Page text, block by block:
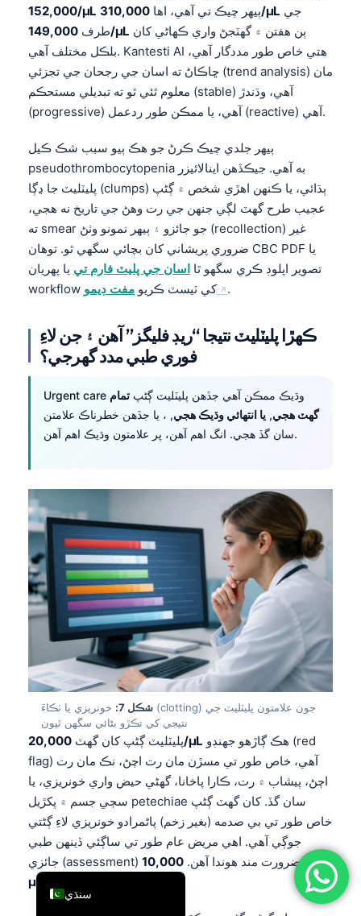
152,000/µL
ٻيهر چيڪ تي آهي، اها310,000/µL
طرف149,000/µL
بلڪل مختلف آهي. Kantesti AI هتي خاص طور مددگار آهي،
ڇاڪاڻ ته اسان جي رجحان جي تجزئي (trend analysis) مان
معلوم ٿئي ٿو ته تبديلي مستحڪم (stable) آهي، وڌندڙ
(progressive) آهي، يا ممڪن طور ردعمل (reactive) آهي.
ٻيهر جلدي چيڪ ڪرڻ جو هڪ ٻيو سبب شڪ ڪيل
pseudothrombocytopenia به آهي. جيڪڏهن اينالائيزر
پليٽليٽ جا ڍڳا (clumps) ٻڌائي، يا ڪنهن اهڙي شخص ۾ ڳڻپ
عجيب طرح گهٽ لڳي جنهن جي رت وهڻ جي تاريخ نه هجي،
ته smear جو جائزو ۽ ٻيهر نمونو وٺڻ (recollection) غير
ضروري پريشاني کان بچائي سگهي ٿو. توهان CBC PDF يا
تصوير اپلوڊ ڪري سگهو ٿا اسان جي پليٽ فارم تي يا پهريان
workflow کي ٽيسٽ ڪريو مفت ڊيمو .
ڪهڙا پليٽليٽ نتيجا “ريڊ فليگز” آهن ۽ جن لاءِ
فوري طبي مدد گهرجي؟
Urgent care وڌيڪ ممڪن آهي جڏهن پليٽليٽ ڳڻپ تمام
گهٽ هجي, يا انتهائي وڌيڪ هجي, ، يا جڏهن خطرناڪ علامتن
سان گڏ هجي. انگ اهم آهن، پر علامتون وڌيڪ اهم آهن.
شڪل 7:
خونريزي يا ٺڪاءَ (clotting) جون علامتون پليٽليٽ جي
نتيجي کي تڪڙو بڻائي سگهن ٿيون
پليٽليٽ ڳڻپ کان گهٽ20,000/µL
flag) آهي، خاص طور تي مسڙن مان رت اچڻ، نڪ مان رت
اچڻ، پيشاب ۾ رت، ڪارا پاخانا، گهڻي حيض واري خونريزي، يا
سڄي جسم ۾ پکڙيل petechiae سان گڏ. کان گهٽ ڳڻپ
خاص طور تي بي صدمه (بغير زخم) پاڻمرادو خونريزي لاءِ ڳڻتي
جوڳي آهي. اهي مريض عام طور تي ساڳئي ڏينهن طبي
جائزي (assessment) جا ضرورت مند هوندا آهن. 10,000/
µL
سنڌي
English
Deutsch
العربية
Français
עִבְרִית
Italiano
Español
Português
Ελληνικά
Türkçe
Română
简体中文
فارسی
Български
हिन्दी
Bahasa Indonesia
Հայերեն
Íslenska
Српски језик
Azərbaycan dili
Eesti
日本語
Čeština
ქართული
Русский
Lietuvių kalba
Polski
한국어
Slovenščina